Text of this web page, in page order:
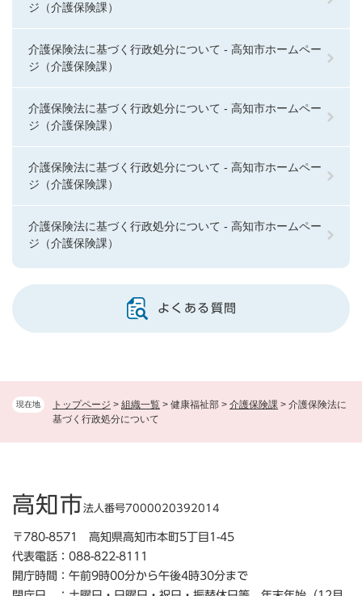
現在地 トップページ > 組織一覧 > 健康福祉部 > 介護保険課 > 介護保険法に
基づく行政処分について
ジ（介護保険課）
介護保険法に基づく行政処分について - 高知市ホームペー
ジ（介護保険課）
介護保険法に基づく行政処分について - 高知市ホームペー
ジ（介護保険課）
介護保険法に基づく行政処分について - 高知市ホームペー
ジ（介護保険課）
介護保険法に基づく行政処分について - 高知市ホームペー
ジ（介護保険課）
よくある質問
高知市法人番号7000020392014
〒780-8571 高知県高知市本町5丁目1-45
代表電話：088-822-8111
開庁時間：午前9時00分から午後4時30分まで